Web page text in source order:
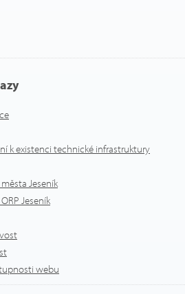
k existenci technické infrastruktury
Jeseník
Jeseník
webu